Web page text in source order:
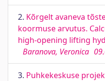
2. Kõrgelt avaneva
koormuse arvutus.
high-opening lifting
Baranova, Veronica
3. Puhkekeskuse